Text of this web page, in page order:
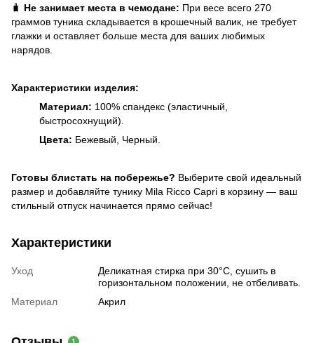
🧳 Не занимает места в чемодане: При весе всего 270
граммов туника складывается в крошечный валик, не требует
глажки и оставляет больше места для ваших любимых
нарядов.
Характеристики изделия:
Материал: 100% спандекс (эластичный,
быстросохнущий).
Цвета: Бежевый, Черный.
Готовы блистать на побережье? Выберите свой идеальный
размер и добавляйте тунику Mila Ricco Capri в корзину — ваш
стильный отпуск начинается прямо сейчас!
Характеристики
Уход
Деликатная стирка при 30°C, сушить в
горизонтальном положении, не отбеливать.
Материал
Акрил